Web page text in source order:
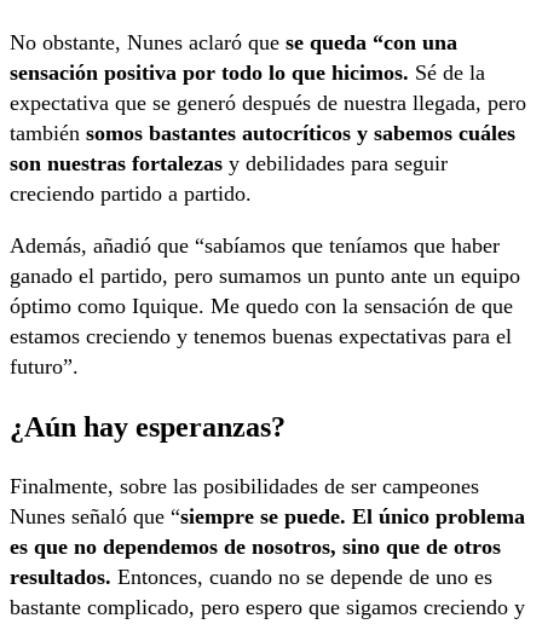
No obstante, Nunes aclaró que se queda “con una
sensación positiva por todo lo que hicimos. Sé de la
expectativa que se generó después de nuestra llegada, pero
también somos bastantes autocríticos y sabemos cuáles
son nuestras fortalezas y debilidades para seguir
creciendo partido a partido.
Además, añadió que “sabíamos que teníamos que haber
ganado el partido, pero sumamos un punto ante un equipo
óptimo como Iquique. Me quedo con la sensación de que
estamos creciendo y tenemos buenas expectativas para el
futuro”.
¿Aún hay esperanzas?
Finalmente, sobre las posibilidades de ser campeones
Nunes señaló que “siempre se puede. El único problema
es que no dependemos de nosotros, sino que de otros
resultados. Entonces, cuando no se depende de uno es
bastante complicado, pero espero que sigamos creciendo y